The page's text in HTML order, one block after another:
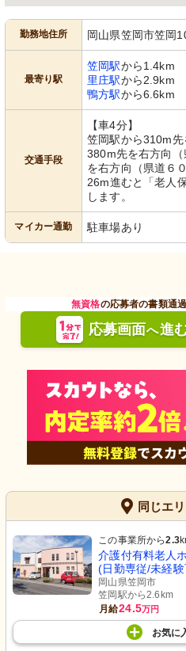
勤務地住所 岡山県笠岡市笠岡
最寄り駅
笠岡駅から1.4km
里庄駅から2.9km
鴨方駅から6.6km
交通手段
【車4分】
笠岡駅から310m先
380m先を右方向
を右方向（県道６
26m進むと「老人
します。
マイカー通勤 駐車場あり
無資格の応募者の書類通
応募画面へ進
同じエ
この事業所から2.3
介護付有料老人
(日勤専従/未経
岡山県笠岡市
笠岡駅から2.6km
月給24.5万円
お気に